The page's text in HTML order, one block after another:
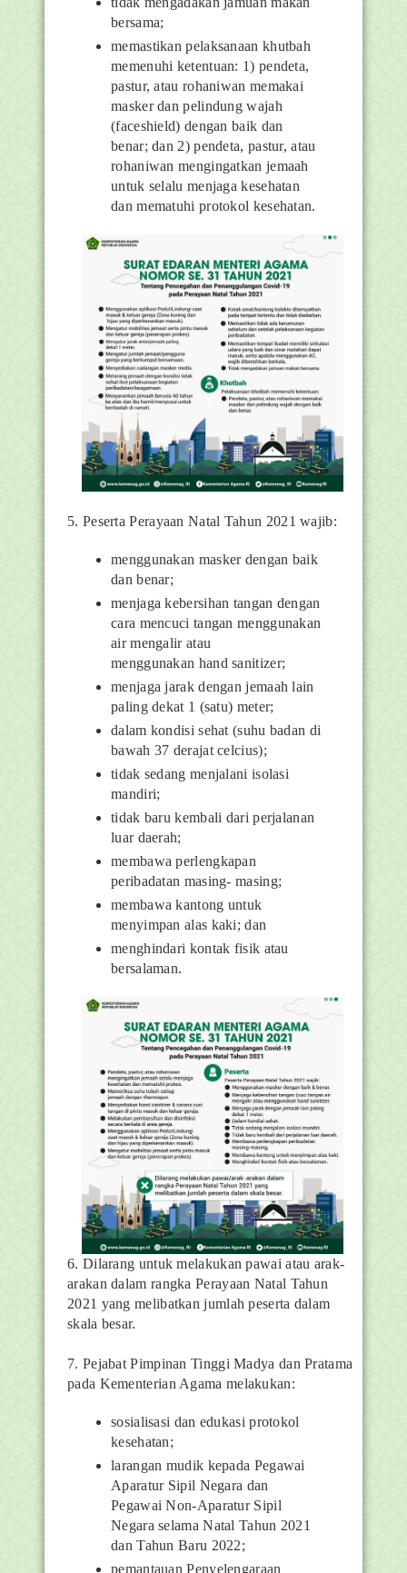
bersama;
memastikan pelaksanaan khutbah
memenuhi ketentuan: 1) pendeta,
pastur, atau rohaniwan memakai
masker dan pelindung wajah
(faceshield) dengan baik dan
benar; dan 2) pendeta, pastur, atau
rohaniwan mengingatkan jemaah
untuk selalu menjaga kesehatan
dan mematuhi protokol kesehatan.
5. Peserta Perayaan Natal Tahun 2021 wajib:
menggunakan masker dengan baik
dan benar;
menjaga kebersihan tangan dengan
cara mencuci tangan menggunakan
air mengalir atau
menggunakan hand sanitizer;
menjaga jarak dengan jemaah lain
paling dekat 1 (satu) meter;
dalam kondisi sehat (suhu badan di
bawah 37 derajat celcius);
tidak sedang menjalani isolasi
mandiri;
tidak baru kembali dari perjalanan
luar daerah;
membawa perlengkapan
peribadatan masing- masing;
membawa kantong untuk
menyimpan alas kaki; dan
menghindari kontak fisik atau
bersalaman.
6. Dilarang untuk melakukan pawai atau arak-
arakan dalam rangka Perayaan Natal Tahun
2021 yang melibatkan jumlah peserta dalam
skala besar.
7. Pejabat Pimpinan Tinggi Madya dan Pratama
pada Kementerian Agama melakukan:
sosialisasi dan edukasi protokol
kesehatan;
larangan mudik kepada Pegawai
Aparatur Sipil Negara dan
Pegawai Non-Aparatur Sipil
Negara selama Natal Tahun 2021
dan Tahun Baru 2022;
pemantauan Penyelengaraan